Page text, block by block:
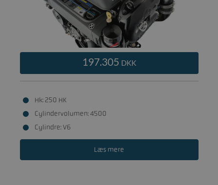
197.305 DKK
Hk: 250 HK
Cylindervolumen: 4500
Cylindre: V6
Læs mere